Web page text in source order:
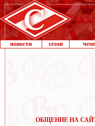
новости сезон
ОБЩЕНИЕ НА